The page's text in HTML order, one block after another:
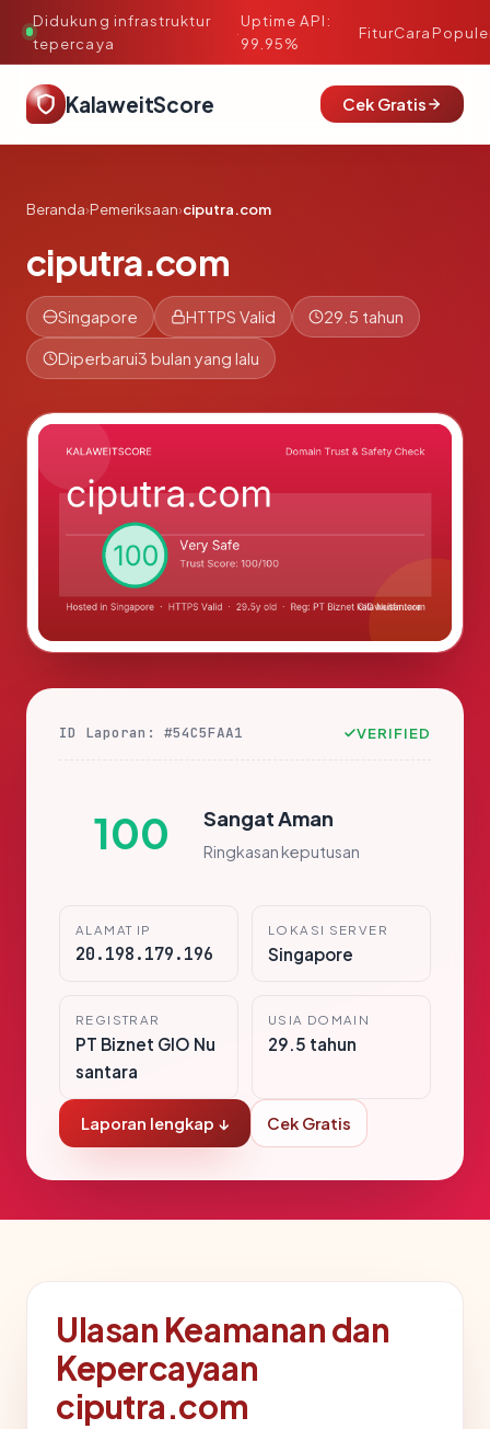
Didukung infrastruktur
tepercaya
·
Uptime API:
99.95%
FiturCara
KalaweitScore Cek Gratis
Beranda›Pemeriksaan›ciputra.com
ciputra.com
Singapore HTTPS Valid 29.5 tahun
Diperbarui3 bulan yang lalu
ID Laporan: #54C5FAA1 VERIFIED
100 Sangat Aman
Ringkasan keputusan
ALAMAT IP
20.198.179.196
LOKASI SERVER
Singapore
REGISTRAR
PT Biznet GIO Nu
santara
USIA DOMAIN
29.5 tahun
Laporan lengkap ↓ Cek Gratis
Ulasan Keamanan dan
Kepercayaan
ciputra.com